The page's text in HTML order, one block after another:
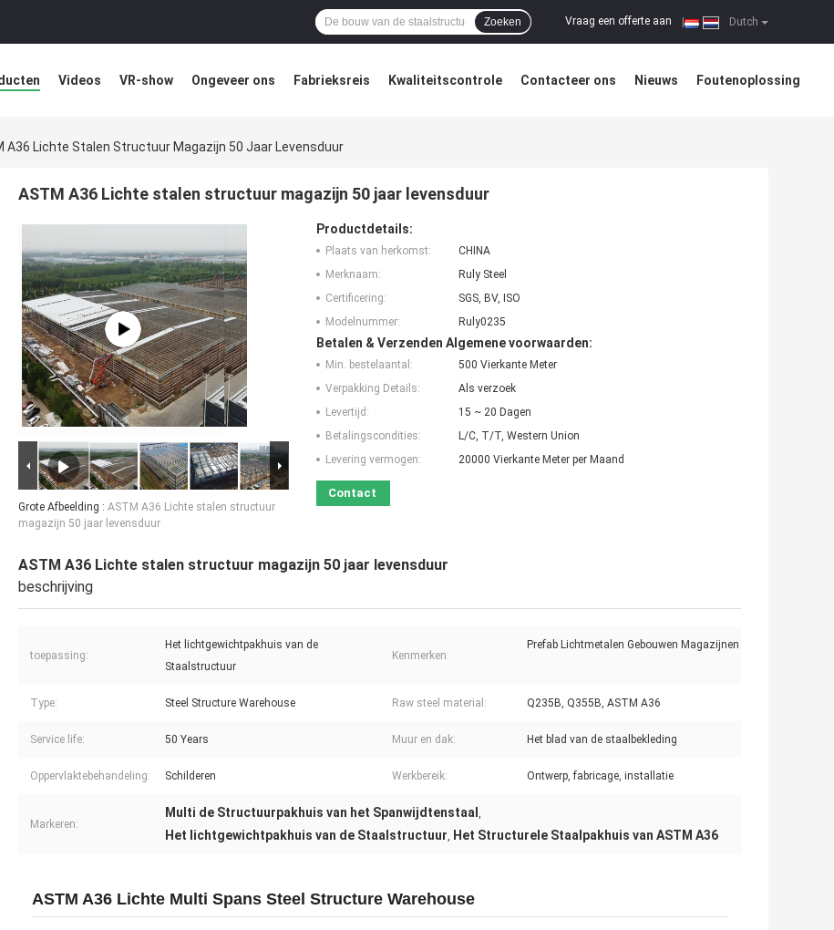
Dutch
Vraag een offerte aan
Zoeken
Videos VR-show Ongeveer ons Fabrieksreis Kwaliteitscontrole Contacteer ons Nieuws Foutenoplossing
A36 Lichte Stalen Structuur Magazijn 50 Jaar Levensduur
ASTM A36 Lichte stalen structuur magazijn 50 jaar levensduur
Grote Afbeelding : ASTM A36 Lichte stalen structuur
magazijn 50 jaar levensduur
Productdetails:
Plaats van herkomst:
CHINA
Merknaam:
Ruly Steel
Certificering:
SGS, BV, ISO
Modelnummer:
Ruly0235
Betalen & Verzenden Algemene voorwaarden:
Min. bestelaantal:
500 Vierkante Meter
Verpakking Details:
Als verzoek
Levertijd:
15 ~ 20 Dagen
Betalingscondities:
L/C, T/T, Western Union
Levering vermogen:
20000 Vierkante Meter per Maand
Contact
ASTM A36 Lichte stalen structuur magazijn 50 jaar levensduur
beschrijving
toepassing:
Het lichtgewichtpakhuis van de
Staalstructuur
Kenmerken:
Prefab Lichtmetalen Gebouwen Magazijnen
Type: Steel Structure Warehouse Raw steel material: Q235B, Q355B, ASTM A36
Service life: 50 Years Muur en dak: Het blad van de staalbekleding
Oppervlaktebehandeling: Schilderen Werkbereik: Ontwerp, fabricage, installatie
Markeren:
Multi de Structuurpakhuis van het Spanwijdtenstaal ,
Het lichtgewichtpakhuis van de Staalstructuur, Het Structurele Staalpakhuis van ASTM A36
ASTM A36 Lichte Multi Spans Steel Structure Warehouse